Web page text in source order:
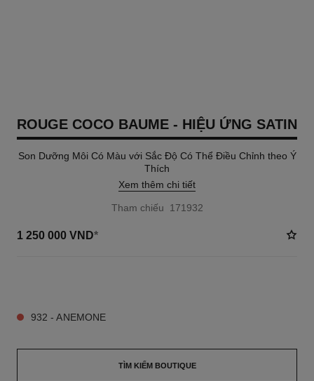
ROUGE COCO BAUME - HIỆU ỨNG SATIN
Son Dưỡng Môi Có Màu với Sắc Độ Có Thể Điều Chỉnh theo Ý
Thích
Xem thêm chi tiết
Tham chiếu 171932
1 250 000 VND*
932 - ANEMONE
TÌM KIẾM BOUTIQUE